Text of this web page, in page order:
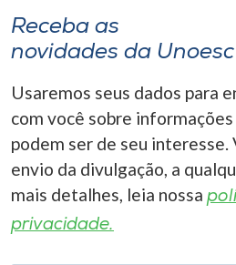
Receba as
novidades da Unoesc
Usaremos seus dados para
com você sobre
podem ser de seu interesse.
envio da divulgação, a
mais detalhes, leia nossa
privacidade.